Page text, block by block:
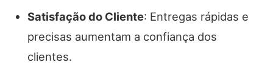
Satisfação do Cliente: Entregas rápidas e
precisas aumentam a confiança dos
clientes.